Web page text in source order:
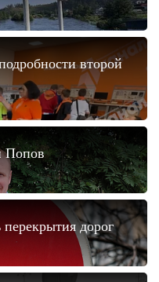
второй
Попов
дорог